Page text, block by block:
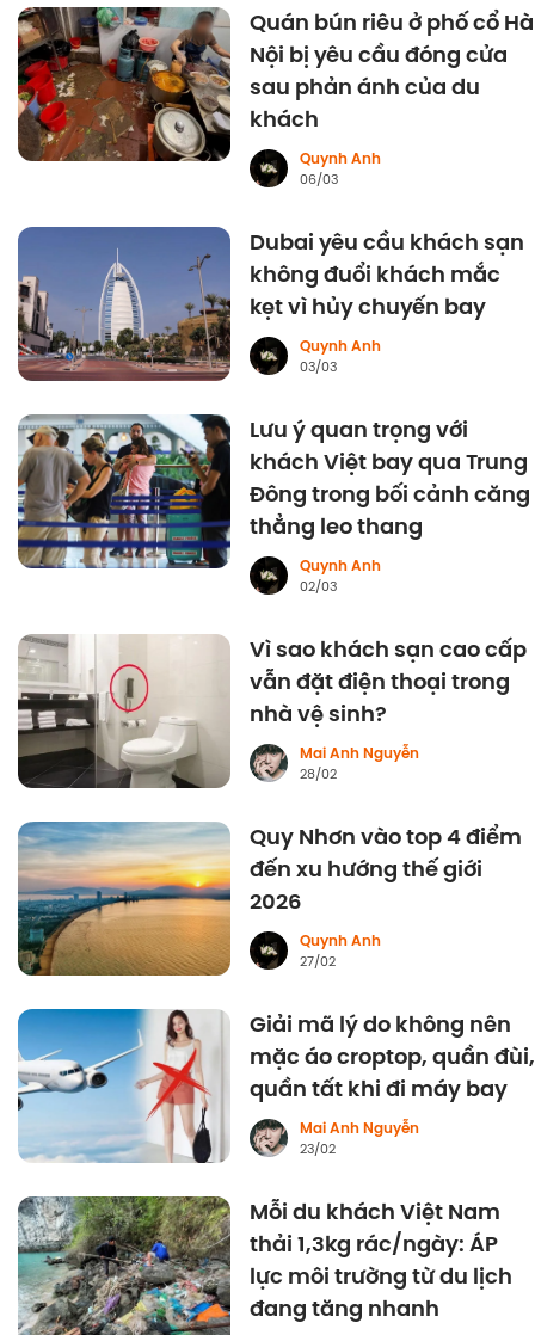
Quán bún riêu ở phố cổ Hà
Nội bị yêu cầu đóng cửa
sau phản ánh của du
khách
Quynh Anh
06/03
Dubai yêu cầu khách sạn
không đuổi khách mắc
kẹt vì hủy chuyến bay
Quynh Anh
03/03
Lưu ý quan trọng với
khách Việt bay qua Trung
Đông trong bối cảnh căng
thẳng leo thang
Quynh Anh
02/03
Vì sao khách sạn cao cấp
vẫn đặt điện thoại trong
nhà vệ sinh?
Mai Anh Nguyễn
28/02
Quy Nhơn vào top 4 điểm
đến xu hướng thế giới
2026
Quynh Anh
27/02
Giải mã lý do không nên
mặc áo croptop, quần đùi,
quần tất khi đi máy bay
Mai Anh Nguyễn
23/02
Mỗi du khách Việt Nam
thải 1,3kg rác/ngày: ÁP
lực môi trường từ du lịch
đang tăng nhanh